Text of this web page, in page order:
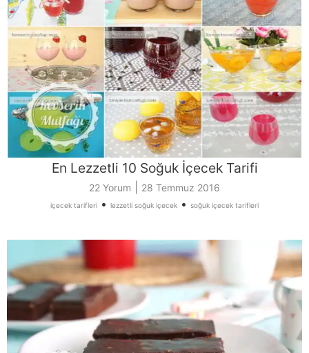
En Lezzetli 10 Soğuk İçecek Tarifi
22 Yorum 28 Temmuz 2016
içecek tarifleri • lezzetli soğuk içecek • soğuk içecek tarifleri